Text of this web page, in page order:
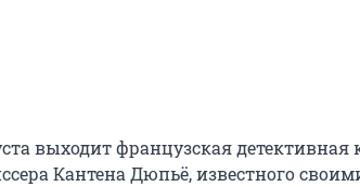
выходит французская детективная
Кантена Дюпьё, известного